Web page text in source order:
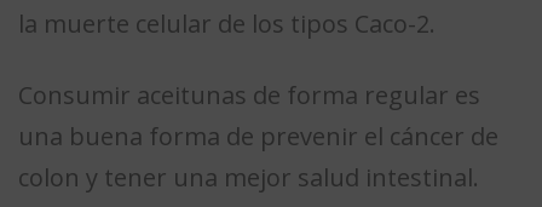
la muerte celular de los tipos Caco-2.
Consumir aceitunas de forma regular es
una buena forma de prevenir el cáncer de
colon y tener una mejor salud intestinal.